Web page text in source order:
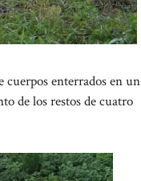
enterrados en un
de los restos de cuatro